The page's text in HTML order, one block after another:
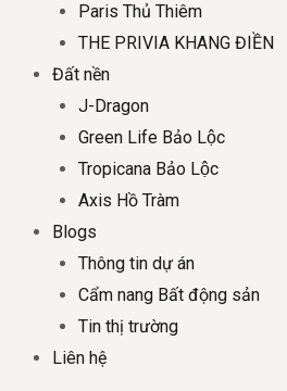
Paris Thủ Thiêm
THE PRIVIA KHANG ĐIỀN
Đất nền
J-Dragon
Green Life Bảo Lộc
Tropicana Bảo Lộc
Axis Hồ Tràm
Blogs
Thông tin dự án
Cẩm nang Bất động sản
Tin thị trường
Liên hệ